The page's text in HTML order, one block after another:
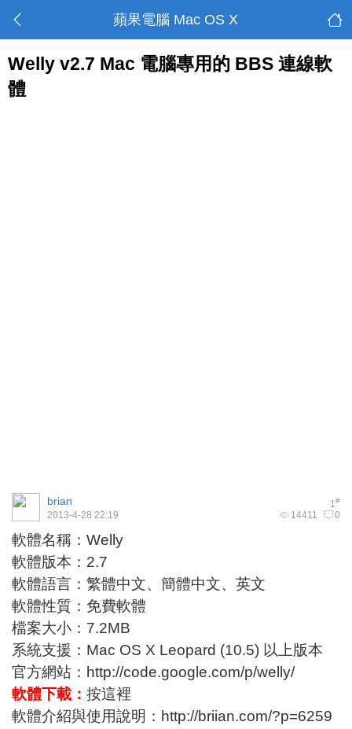
蘋果電腦 Mac OS X
Welly v2.7 Mac 電腦專用的 BBS 連線軟
體
1#
brian
14411 0
2013-4-28 22:19
軟體名稱：Welly
軟體版本：2.7
軟體語言：繁體中文、簡體中文、英文
軟體性質：免費軟體
檔案大小：7.2MB
系統支援：Mac OS X Leopard (10.5) 以上版本
官方網站： http://code.google.com/p/welly/
軟體下載： 按這裡
軟體介紹與使用說明： http://briian.com/?p=6259